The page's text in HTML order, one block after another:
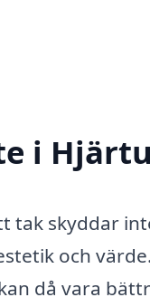
i
tak skyddar
och
då vara